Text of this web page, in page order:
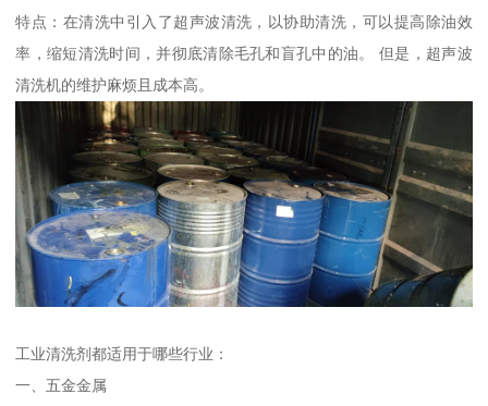
特点：在清洗中引入了超声波清洗，以协助清洗，可以提高除油效
率，缩短清洗时间，并彻底清除毛孔和盲孔中的油。 但是，超声波
清洗机的维护麻烦且成本高。
工业清洗剂都适用于哪些行业：
一、五金金属